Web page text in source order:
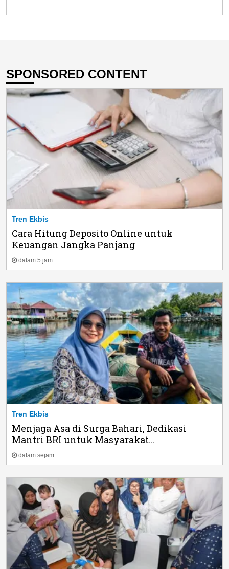
SPONSORED CONTENT
Tren Ekbis
Cara Hitung Deposito Online untuk
Keuangan Jangka Panjang
dalam 5 jam
Tren Ekbis
Menjaga Asa di Surga Bahari, Dedikasi
Mantri BRI untuk Masyarakat...
dalam sejam